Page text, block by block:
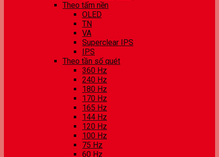
Theo tấm nền
OLED
TN
VA
Superclear IPS
IPS
Theo tần số quét
360 Hz
240 Hz
180 Hz
170 Hz
165 Hz
144 Hz
120 Hz
100 Hz
75 Hz
60 Hz